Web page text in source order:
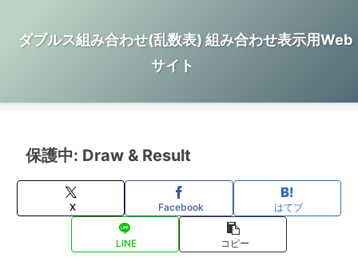
ダブルス組み合わせ(乱数表) 組み合わせ表示用Web
サイト
保護中: Draw & Result
X Facebook はてブ
LINE コピー